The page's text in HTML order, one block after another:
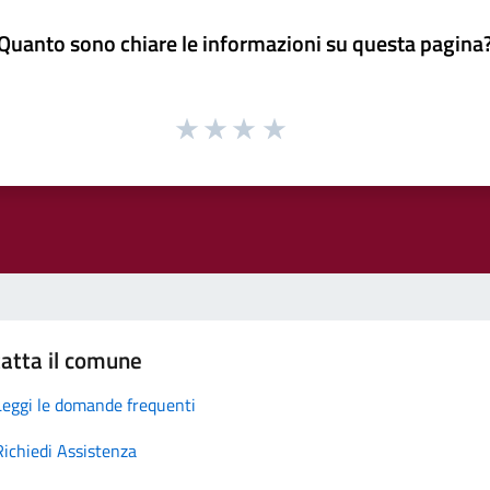
sono chiare le informazioni su questa
il comune
le domande frequenti
Assistenza